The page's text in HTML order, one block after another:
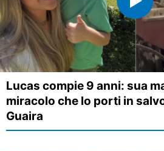
Lucas compie 9 anni: sua
miracolo che lo porti in
Guaira